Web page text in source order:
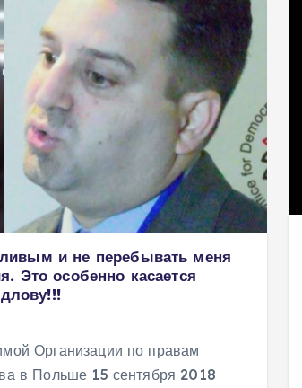
и не перебывать меня
Это особенно касается
Организации по правам
в Польше 15 сентября 2018